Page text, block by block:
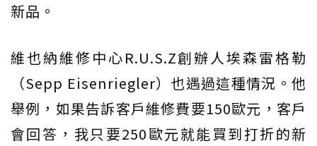
新品。
維也納維修中心R.U.S.Z創辦人埃森雷格勒
（Sepp Eisenriegler）也遇過這種情況。他
舉例，如果告訴客戶維修費要150歐元，客戶
會回答，我只要250歐元就能買到打折的新